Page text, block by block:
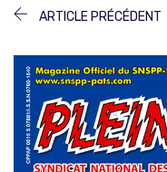
NAVIGATION
L’ARTICLE
ARTICLE PRÉCÉDENT